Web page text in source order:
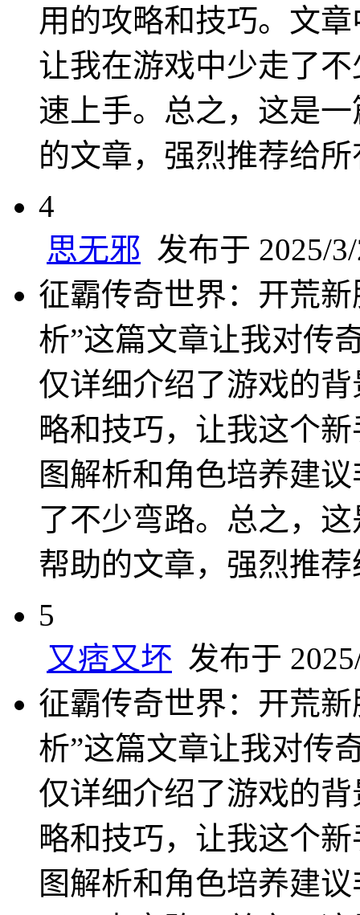
用的攻略和技巧。文
让我在游戏中少走了
速上手。总之，这是
的文章，强烈推荐给
4
思无邪 发布于 2025/
征霸传奇世界：开荒
析”这篇文章让我对传
仅详细介绍了游戏的
略和技巧，让我这个
图解析和角色培养建
了不少弯路。总之，
帮助的文章，强烈推
5
又痞又坏 发布于
征霸传奇世界：开荒
析”这篇文章让我对传
仅详细介绍了游戏的
略和技巧，让我这个
图解析和角色培养建